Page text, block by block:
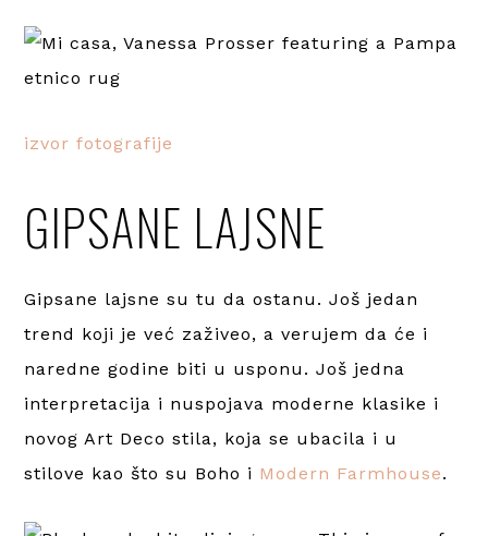
izvor fotografije
GIPSANE LAJSNE
Gipsane lajsne su tu da ostanu. Još jedan
trend koji je već zaživeo, a verujem da će i
naredne godine biti u usponu. Još jedna
interpretacija i nuspojava moderne klasike i
novog Art Deco stila, koja se ubacila i u
stilove kao što su Boho i Modern Farmhouse.